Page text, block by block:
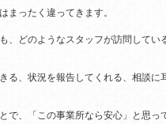
まったく違ってきます。
、どのようなスタッフが訪問してい
る、状況を報告してくれる、相談に
で、「この事業所なら安心」と思っ